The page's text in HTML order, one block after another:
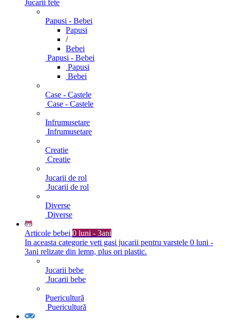
Jucarii fete
Papusi - Bebei
Papusi
/
Bebei
Papusi - Bebei
Papusi
Bebei
Case - Castele
Case - Castele
Infrumusetare
Infrumusetare
Creatie
Creatie
Jucarii de rol
Jucarii de rol
Diverse
Diverse
Articole bebei 0 luni - 3ani
In aceasta categorie veti gasi jucarii pentru varstele 0 luni -
3ani relizate din lemn, plus ori plastic.
Jucarii bebe
Jucarii bebe
Puericultură
Puericultură